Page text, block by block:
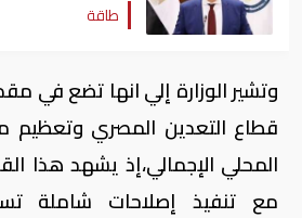
طاقة
وتشير الوزارة إلي انها تضع في
قطاع التعدين المصري وتعظيم
المحلي الإجمالي،إذ يشهد هذا
مع تنفيذ إصلاحات شاملة